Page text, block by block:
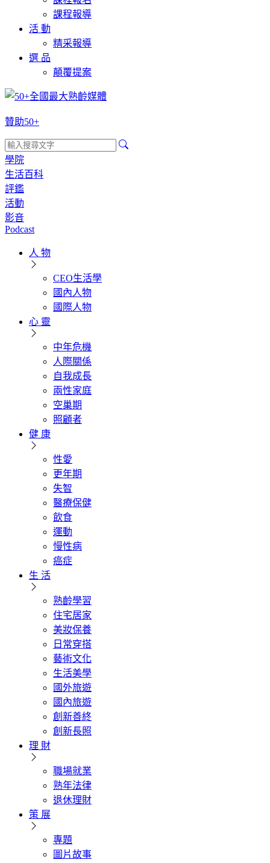
課程報導
活 動
精采報導
選 品
顛覆提案
贊助50+
學院
生活百科
評鑑
活動
影音
Podcast
人 物
CEO生活學
國內人物
國際人物
心 靈
中年危機
人際關係
自我成長
兩性家庭
空巢期
照顧者
健 康
性愛
更年期
失智
醫療保健
飲食
運動
慢性病
癌症
生 活
熟齡學習
住宅居家
美妝保養
日常穿搭
藝術文化
生活美學
國外旅遊
國內旅遊
創新善終
創新長照
理 財
職場就業
熟年法律
退休理財
策 展
專題
圖片故事